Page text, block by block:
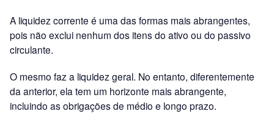
A liquidez corrente é uma das formas mais abrangentes,
pois não exclui nenhum dos itens do ativo ou do passivo
circulante.
O mesmo faz a liquidez geral. No entanto, diferentemente
da anterior, ela tem um horizonte mais abrangente,
incluindo as obrigações de médio e longo prazo.